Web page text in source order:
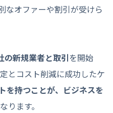
なオファーや割引が受けら
の新規業者と取引を開始
とコスト削減に成功したケ
を持つことが、ビジネスを
ります。